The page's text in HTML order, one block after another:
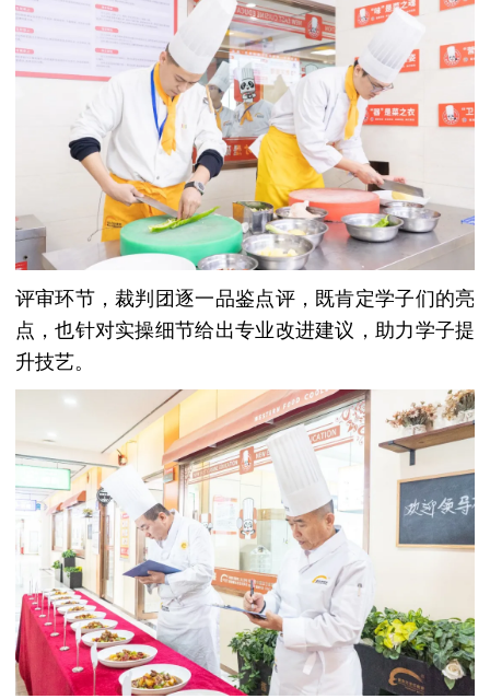
评审环节，裁判团逐一品鉴点评，既肯定学子们的亮
点，也针对实操细节给出专业改进建议，助力学子提
升技艺。